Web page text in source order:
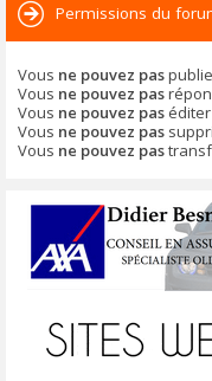
Permissions du
Vous ne pouvez pas
Vous ne pouvez pas
Vous ne pouvez pas
Vous ne pouvez pas
Vous ne pouvez pas